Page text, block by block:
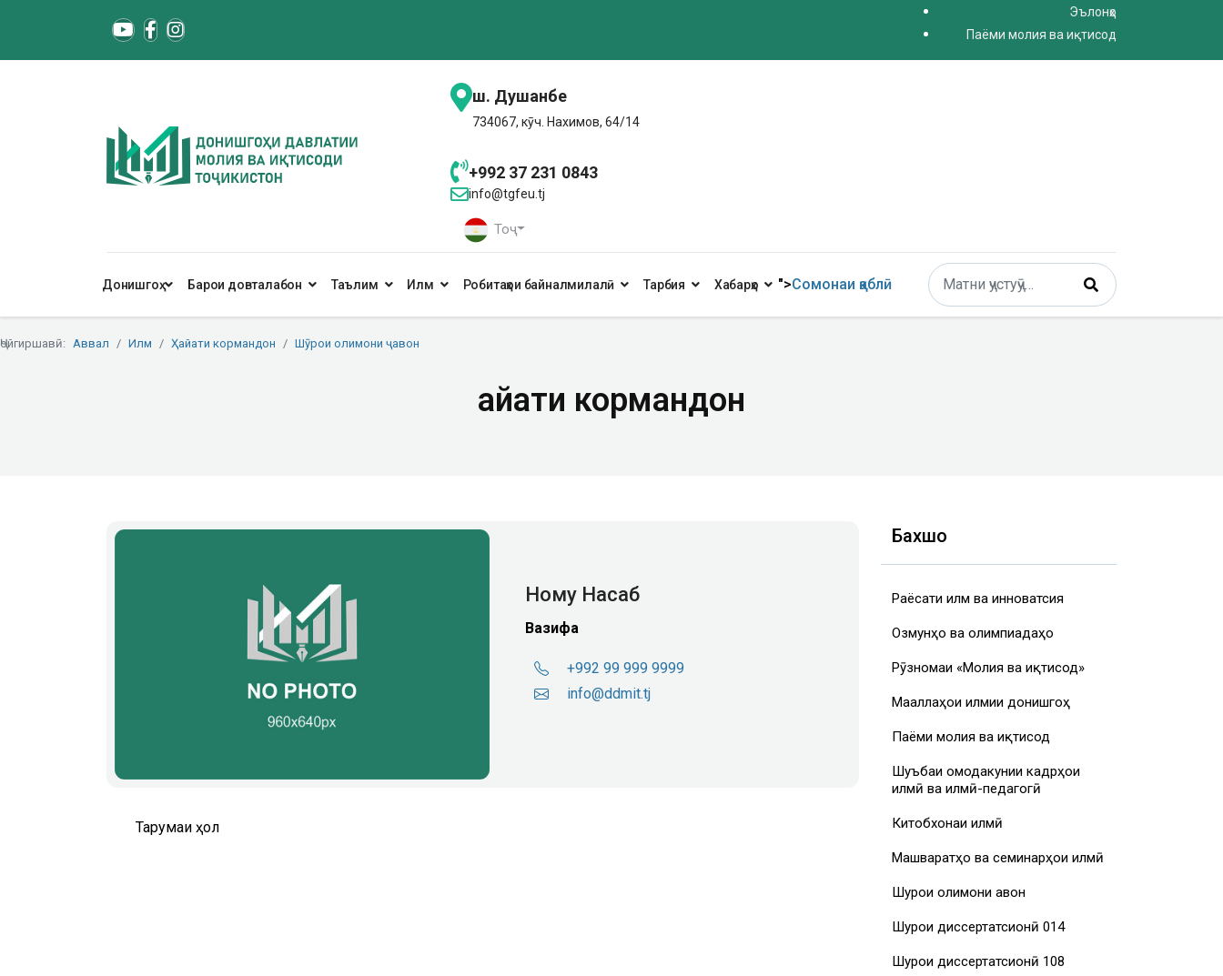
Эълонҳо
Паёми молия ва иқтисод
ш. Душанбе
734067, кӯч. Нахимов, 64/14
+992 37 231 0843
info@tgfeu.tj
Тоҷ
Донишгоҳ Барои довталабон Таълим Илм Робитаҳои байналмилалӣ Тарбия Хабарҳо ">Сомонаи қаблӣ
Поиск
Type 2 or more characters for results.
Ҷойгиршавӣ: Аввал Илм Ҳайати кормандон Шӯрои олимони ҷавон
Ҳайати кормандон
Ному Насаб
Вазифа
+992 99 999 9999
info@ddmit.tj
Тарҷумаи ҳол
Бахшҳо
Раёсати илм ва инноватсия
Озмунҳо ва олимпиадаҳо
Рӯзномаи «Молия ва иқтисод»
Маҷаллаҳои илмии донишгоҳ
Паёми молия ва иқтисод
Шуъбаи омодакунии кадрҳои
илмӣ ва илмӣ-педагогӣ
Китобхонаи илмӣ
Машваратҳо ва семинарҳои илмӣ
Шурои олимони ҷавон
Шурои диссертатсионӣ 014
Шурои диссертатсионӣ 108